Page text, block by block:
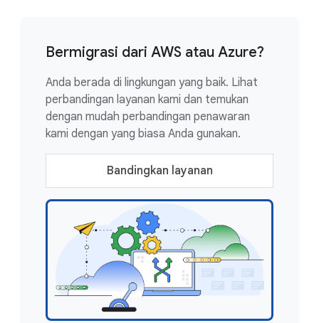
Bermigrasi dari AWS atau Azure?
Anda berada di lingkungan yang baik. Lihat
perbandingan layanan kami dan temukan
dengan mudah perbandingan penawaran
kami dengan yang biasa Anda gunakan.
Bandingkan layanan